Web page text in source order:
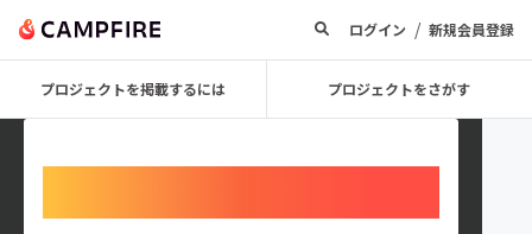
ログイン / 新規会員登録
プロジェクトを掲載するには プロジェクトをさがす